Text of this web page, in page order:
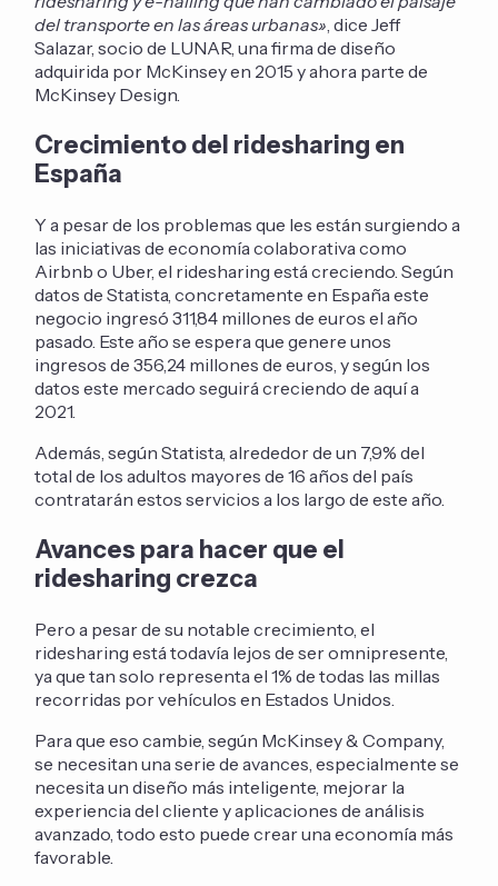
del transporte en las áreas urbanas», dice Jeff
Salazar, socio de LUNAR, una firma de diseño
adquirida por McKinsey en 2015 y ahora parte de
McKinsey Design.
Crecimiento del ridesharing en
España
Y a pesar de los problemas que les están surgiendo a
las iniciativas de economía colaborativa como
Airbnb o Uber, el ridesharing está creciendo. Según
datos de Statista, concretamente en España este
negocio ingresó 311,84 millones de euros el año
pasado. Este año se espera que genere unos
ingresos de 356,24 millones de euros, y según los
datos este mercado seguirá creciendo de aquí a
2021.
Además, según Statista, alrededor de un 7,9% del
total de los adultos mayores de 16 años del país
contratarán estos servicios a los largo de este año.
Avances para hacer que el
ridesharing crezca
Pero a pesar de su notable crecimiento, el
ridesharing está todavía lejos de ser omnipresente,
ya que tan solo representa el 1% de todas las millas
recorridas por vehículos en Estados Unidos.
Para que eso cambie, según McKinsey & Company,
se necesitan una serie de avances, especialmente se
necesita un diseño más inteligente, mejorar la
experiencia del cliente y aplicaciones de análisis
avanzado, todo esto puede crear una economía más
favorable.